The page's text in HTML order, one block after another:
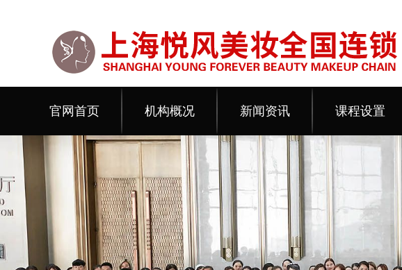
官网首页 机构概况 新闻资讯 课程设置